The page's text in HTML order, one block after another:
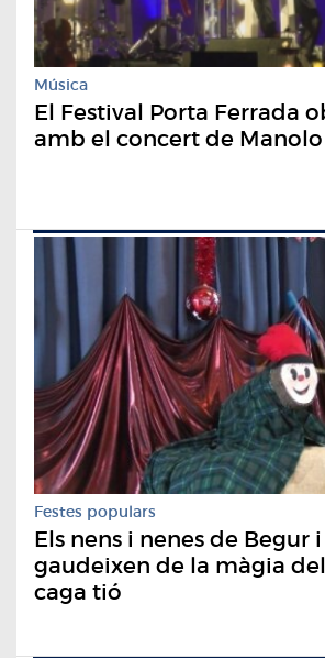
Música
El Festival Porta Ferrada
amb el concert de Manolo
Festes populars
Els nens i nenes de Begur
gaudeixen de la màgia
caga tió